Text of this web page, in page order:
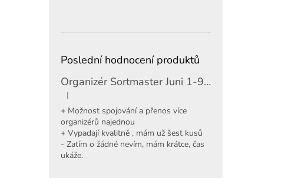
Poslední hodnocení produktů
Organizér Sortmaster Juni 1-97-483
Hodnocení produktu je 5 z 5 hvězdiček.
|
+ Možnost spojování a přenos více
organizérů najednou
+ Vypadají kvalitně , mám už šest kusů
- Zatím o žádné nevím, mám krátce, čas
ukáže.